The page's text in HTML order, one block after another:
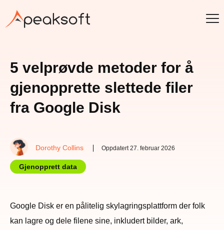
5 velprøvde metoder for å
gjenopprette slettede filer
fra Google Disk
Dorothy Collins Oppdatert 27. februar 2026
Gjenopprett data
Google Disk er en pålitelig skylagringsplattform der folk
kan lagre og dele filene sine, inkludert bilder, ark,